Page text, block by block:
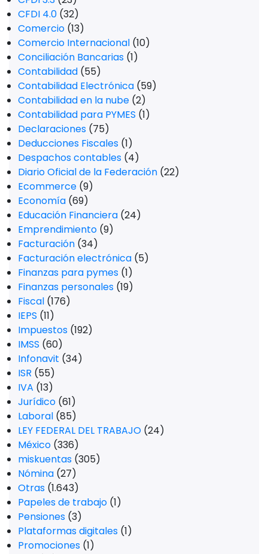
CFDI 4.0 (32)
Comercio (13)
Comercio Internacional (10)
Conciliación Bancarias (1)
Contabilidad (55)
Contabilidad Electrónica (59)
Contabilidad en la nube (2)
Contabilidad para PYMES (1)
Declaraciones (75)
Deducciones Fiscales (1)
Despachos contables (4)
Diario Oficial de la Federación (22)
Ecommerce (9)
Economía (69)
Educación Financiera (24)
Emprendimiento (9)
Facturación (34)
Facturación electrónica (5)
Finanzas para pymes (1)
Finanzas personales (19)
Fiscal (176)
IEPS (11)
Impuestos (192)
IMSS (60)
Infonavit (34)
ISR (55)
IVA (13)
Jurídico (61)
Laboral (85)
LEY FEDERAL DEL TRABAJO (24)
México (336)
miskuentas (305)
Nómina (27)
Otras (1.643)
Papeles de trabajo (1)
Pensiones (3)
Plataformas digitales (1)
Promociones (1)